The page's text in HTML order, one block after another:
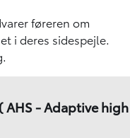
føreren om
i deres sidespejle.
- Adaptive high